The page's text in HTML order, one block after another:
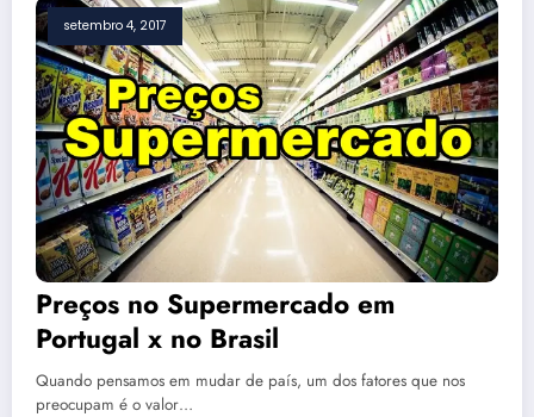
setembro 4, 2017
Preços no Supermercado em
Portugal x no Brasil
Quando pensamos em mudar de país, um dos fatores que nos
preocupam é o valor…